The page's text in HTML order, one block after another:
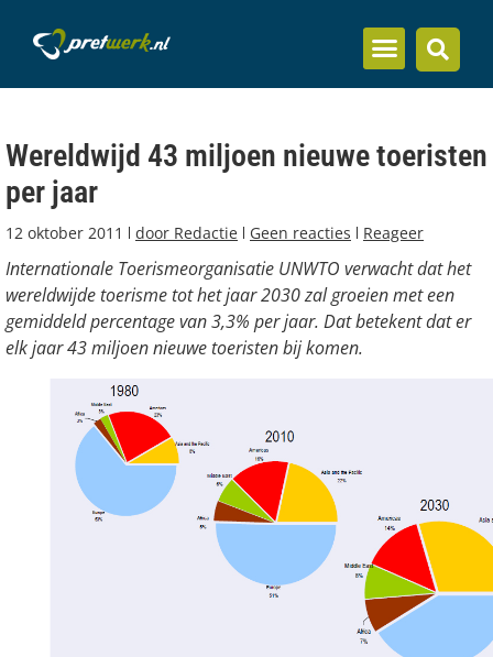
Wereldwijd 43 miljoen nieuwe toeristen
per jaar
12 oktober 2011 door Redactie Geen reacties Reageer
Internationale Toerismeorganisatie UNWTO verwacht dat het
wereldwijde toerisme tot het jaar 2030 zal groeien met een
gemiddeld percentage van 3,3% per jaar. Dat betekent dat er
elk jaar 43 miljoen nieuwe toeristen bij komen.